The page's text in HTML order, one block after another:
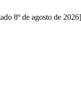
8º de agosto de